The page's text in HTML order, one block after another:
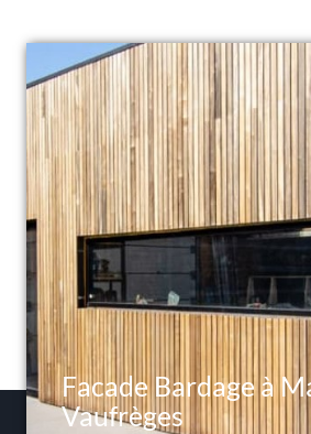
Facade Bardage à
Vaufrèges